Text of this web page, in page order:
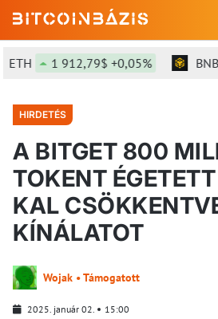
1 912,79$ +0,05% BNB
HIRDETÉS
A BITGET 800
TOKENT
KAL
KÍNÁLATOT
Wojak • Támogatott
2025. január 02.
15:00